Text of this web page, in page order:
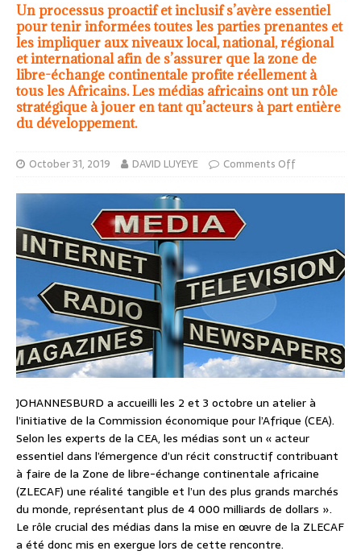
Un processus proactif et inclusif s’avère essentiel
pour tenir informées toutes les parties prenantes et
les impliquer aux niveaux local, national, régional
et international afin de s’assurer que la zone de
libre-échange continentale profite réellement à
tous les Africains. Les médias africains ont un rôle
stratégique à jouer en tant qu’acteurs à part entière
du développement.
October 31, 2019 DAVID LUYEYE Comments Off
JOHANNESBURD a accueilli les 2 et 3 octobre un atelier à
l’initiative de la Commission économique pour l’Afrique (CEA).
Selon les experts de la CEA, les médias sont un « acteur
essentiel dans l’émergence d’un récit constructif contribuant
à faire de la Zone de libre-échange continentale africaine
(ZLECAF) une réalité tangible et l’un des plus grands marchés
du monde, représentant plus de 4 000 milliards de dollars ».
Le rôle crucial des médias dans la mise en œuvre de la ZLECAF
a été donc mis en exergue lors de cette rencontre.